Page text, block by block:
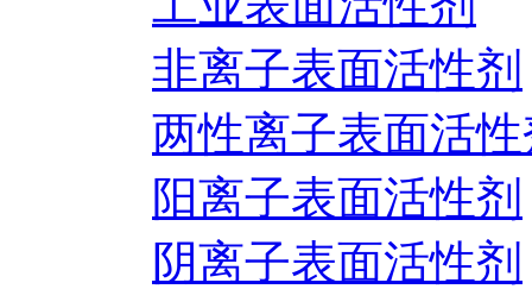
非离子表面活性剂
两性离子表面活
阳离子表面活性剂
阴离子表面活性剂